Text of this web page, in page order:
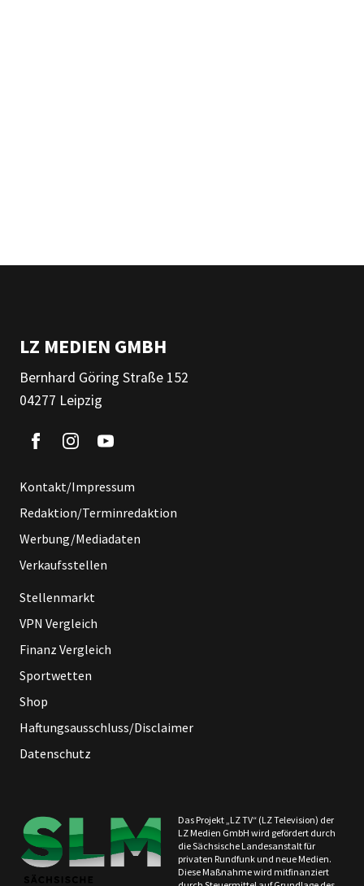
LZ MEDIEN GMBH
Bernhard Göring Straße 152
04277 Leipzig
Kontakt/Impressum
Redaktion/Terminredaktion
Werbung/Mediadaten
Verkaufsstellen
Stellenmarkt
VPN Vergleich
Finanz Vergleich
Sportwetten
Shop
Haftungsausschluss/Disclaimer
Datenschutz
Das Projekt „LZ TV“ (LZ Television) der
LZ Medien GmbH wird gefördert durch
die Sächsische Landesanstalt für
privaten Rundfunk und neue Medien.
Diese Maßnahme wird mitfinanziert